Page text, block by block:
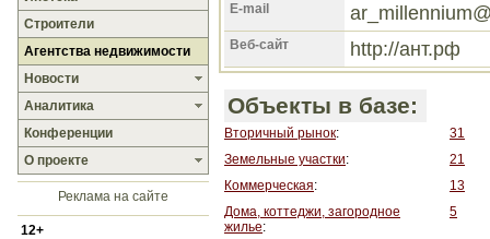
Строители
Агентства недвижимости
Новости
Аналитика
Конференции
О проекте
Реклама на сайте
12+
E-mail
Веб-сайт http://ант.рф
Объекты в базе:
Вторичный рынок:
31
Земельные участки:
21
Коммерческая:
13
Дома, коттеджи, загородное
жилье:
5